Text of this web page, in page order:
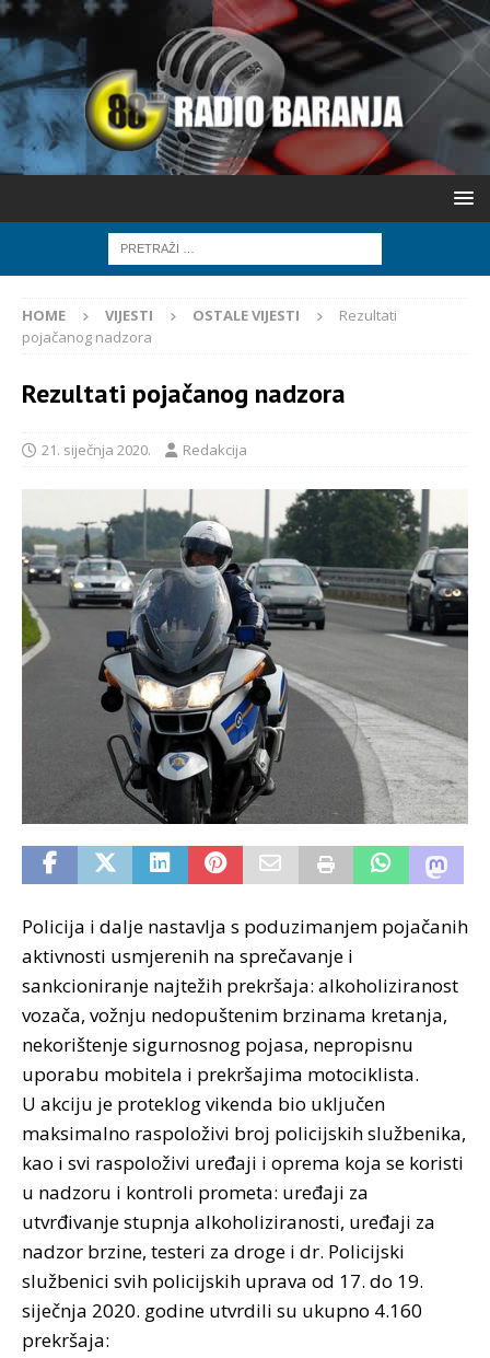
HOME VIJESTI OSTALE VIJESTI
Rezultati
pojačanog nadzora
Rezultati pojačanog nadzora
21. siječnja 2020. Redakcija
Policija i dalje nastavlja s poduzimanjem pojačanih
aktivnosti usmjerenih na sprečavanje i
sankcioniranje najtežih prekršaja: alkoholiziranost
vozača, vožnju nedopuštenim brzinama kretanja,
nekorištenje sigurnosnog pojasa, nepropisnu
uporabu mobitela i prekršajima motociklista.
U akciju je proteklog vikenda bio uključen
maksimalno raspoloživi broj policijskih službenika,
kao i svi raspoloživi uređaji i oprema koja se koristi
u nadzoru i kontroli prometa: uređaji za
utvrđivanje stupnja alkoholiziranosti, uređaji za
nadzor brzine, testeri za droge i dr. Policijski
službenici svih policijskih uprava od 17. do 19.
siječnja 2020. godine utvrdili su ukupno 4.160
prekršaja: